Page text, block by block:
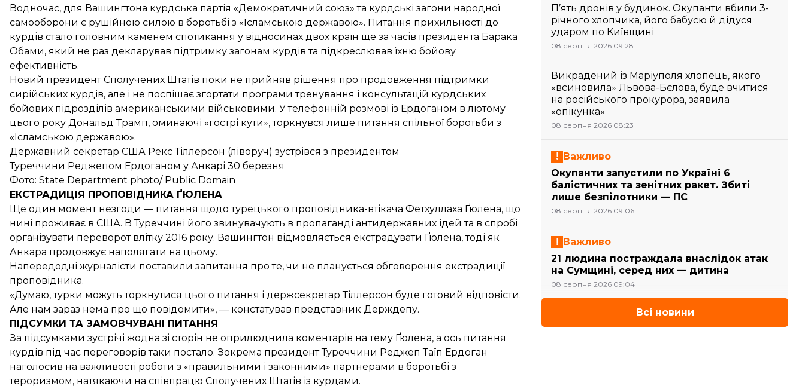
Водночас, для Вашингтона курдська партія «Демократичний союз» та курдські загони народної
самооборони є рушійною силою в боротьбі з «Ісламською державою». Питання прихильності до
курдів стало головним каменем спотикання у відносинах двох країн ще за часів президента Барака
Обами, який не раз декларував підтримку загонам курдів та підкреслював їхню бойову
ефективність.
Новий президент Сполучених Штатів поки не прийняв рішення про продовження підтримки
сирійських курдів, але і не поспішає згортати програми тренування і консультацій курдських
бойових підрозділів американськими військовими. У телефонній розмові із Ердоганом в лютому
цього року Дональд Трамп, оминаючі «гострі кути», торкнувся лише питання спільної боротьби з
«Ісламською державою».
Державний секретар США Рекс Тіллерсон (ліворуч) зустрівся з президентом
Туреччини Реджепом Ердоганом у Анкарі 30 березня
Фото: State Department photo/ Public Domain
ЕКСТРАДИЦІЯ ПРОПОВІДНИКА ҐЮЛЕНА
Ще один момент незгоди — питання щодо турецького проповідника-втікача Фетхуллаха Ґюлена, що
нині проживає в США. В Туреччині його звинувачують в пропаганді антидержавних ідей та в спробі
організувати переворот влітку 2016 року. Вашингтон відмовляється екстрадувати Ґюлена, тоді як
Анкара продовжує наполягати на цьому.
Напередодні журналісти поставили запитання про те, чи не планується обговорення екстрадиції
проповідника.
«Думаю, турки можуть торкнутися цього питання і держсекретар Тіллерсон буде готовий відповісти.
Але нам зараз нема про що повідомити», — констатував представник Держдепу.
ПІДСУМКИ ТА ЗАМОВЧУВАНІ ПИТАННЯ
За підсумками зустрічі жодна зі сторін не оприлюднила коментарів на тему Ґюлена, а ось питання
курдів під час переговорів таки постало. Зокрема президент Туреччини Реджеп Таїп Ердоган
наголосив на важливості роботи з «правильними і законними» партнерами в боротьбі з
тероризмом, натякаючи на співпрацю Сполучених Штатів із курдами.
П’ять дронів у будинок. Окупанти вбили 3-
річного хлопчика, його бабусю й дідуся
ударом по Київщині
08 серпня 2026 09:28
Викрадений із Маріуполя хлопець, якого
«всиновила» Львова-Бєлова, буде вчитися
на російського прокурора, заявила
«опікунка»
08 серпня 2026 08:23
Важливо
Окупанти запустили по Україні 6
балістичних та зенітних ракет. Збиті
лише безпілотники — ПС
08 серпня 2026 09:06
Важливо
21 людина постраждала внаслідок атак
на Сумщині, серед них — дитина
08 серпня 2026 09:04
Всі новини